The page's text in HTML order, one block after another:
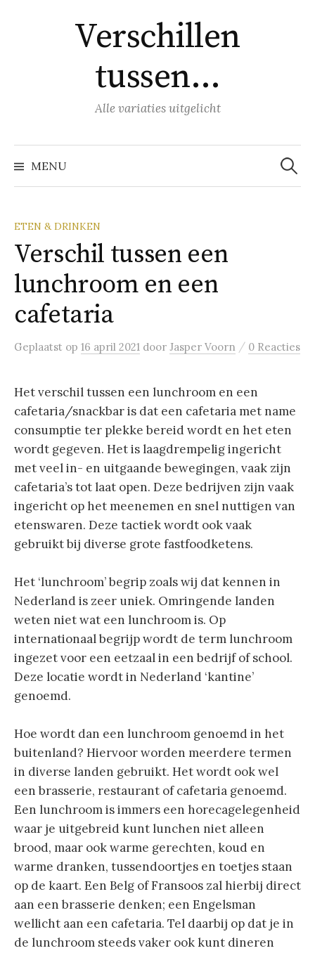
Verschillen
tussen…
Alle variaties uitgelicht
MENU
Zoeken
naar:
ETEN & DRINKEN
Verschil tussen een
lunchroom en een
cafetaria
Geplaatst op 16 april 2021 door Jasper Voorn / 0 Reacties
Het verschil tussen een lunchroom en een
cafetaria/snackbar is dat een cafetaria met name
consumptie ter plekke bereid wordt en het eten
wordt gegeven. Het is laagdrempelig ingericht
met veel in- en uitgaande bewegingen, vaak zijn
cafetaria’s tot laat open. Deze bedrijven zijn vaak
ingericht op het meenemen en snel nuttigen van
etenswaren. Deze tactiek wordt ook vaak
gebruikt bij diverse grote fastfoodketens.
Het ‘lunchroom’ begrip zoals wij dat kennen in
Nederland is zeer uniek. Omringende landen
weten niet wat een lunchroom is. Op
internationaal begrijp wordt de term lunchroom
ingezet voor een eetzaal in een bedrijf of school.
Deze locatie wordt in Nederland ‘kantine’
genoemd.
Hoe wordt dan een lunchroom genoemd in het
buitenland? Hiervoor worden meerdere termen
in diverse landen gebruikt. Het wordt ook wel
een brasserie, restaurant of cafetaria genoemd.
Een lunchroom is immers een horecagelegenheid
waar je uitgebreid kunt lunchen niet alleen
brood, maar ook warme gerechten, koud en
warme dranken, tussendoortjes en toetjes staan
op de kaart. Een Belg of Fransoos zal hierbij direct
aan een brasserie denken; een Engelsman
wellicht aan een cafetaria. Tel daarbij op dat je in
de lunchroom steeds vaker ook kunt dineren